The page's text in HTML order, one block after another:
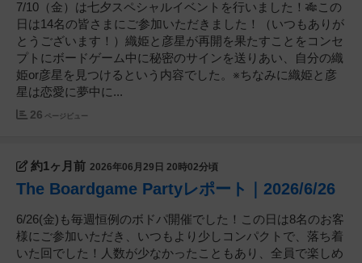
7/10（金）は七夕スペシャルイベントを行いました！🎋この
日は14名の皆さまにご参加いただきました！（いつもありが
とうございます！）織姫と彦星が再開を果たすことをコンセ
プトにボードゲーム中に秘密のサインを送りあい、自分の織
姫or彦星を見つけるという内容でした。※ちなみに織姫と彦
星は恋愛に夢中に...
26 ページビュー
約1ヶ月前 2026年06月29日 20時02分頃
The Boardgame Partyレポート｜2026/6/26
6/26(金)も毎週恒例のボドパ開催でした！この日は8名のお客
様にご参加いただき、いつもより少しコンパクトで、落ち着
いた回でした！人数が少なかったこともあり、全員で楽しめ